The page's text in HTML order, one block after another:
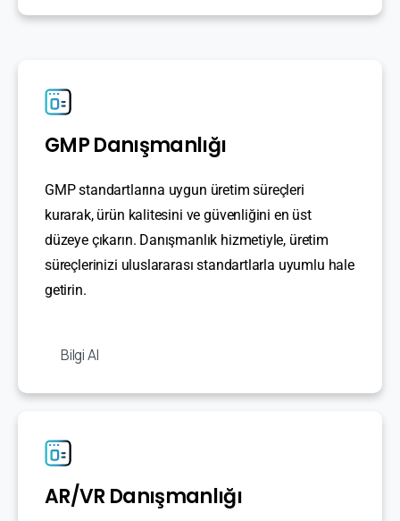
GMP Danışmanlığı
GMP standartlarına uygun üretim süreçleri
kurarak, ürün kalitesini ve güvenliğini en üst
düzeye çıkarın. Danışmanlık hizmetiyle, üretim
süreçlerinizi uluslararası standartlarla uyumlu hale
getirin.
Bilgi Al
AR/VR Danışmanlığı